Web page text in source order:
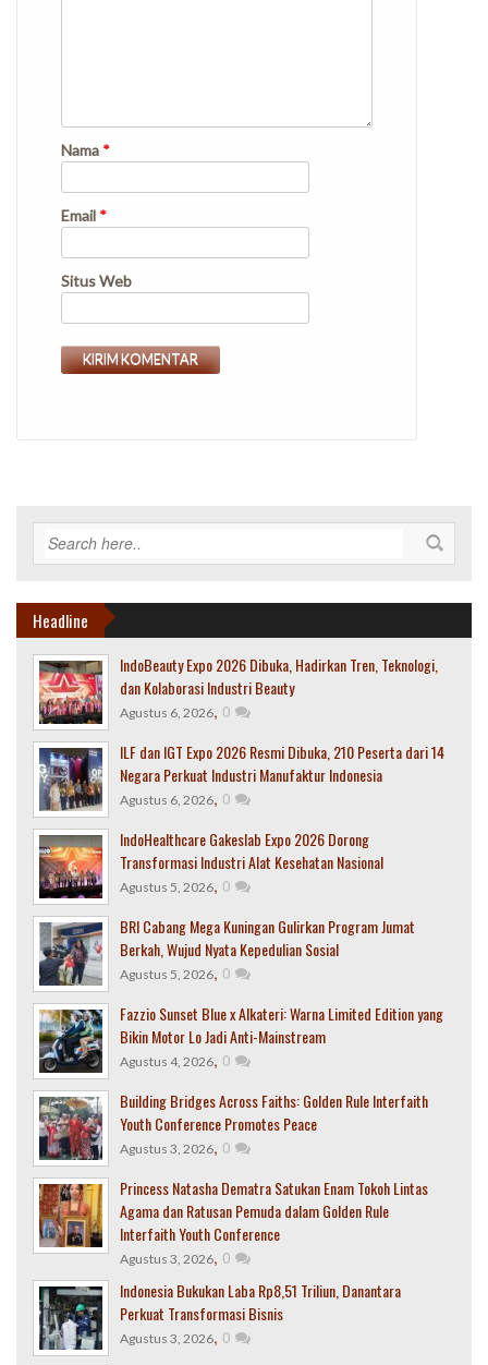
Nama *
Email *
Situs Web
Headline
IndoBeauty Expo 2026 Dibuka, Hadirkan Tren, Teknologi,
dan Kolaborasi Industri Beauty
Agustus 6, 2026, 0
ILF dan IGT Expo 2026 Resmi Dibuka, 210 Peserta dari 14
Negara Perkuat Industri Manufaktur Indonesia
Agustus 6, 2026, 0
IndoHealthcare Gakeslab Expo 2026 Dorong
Transformasi Industri Alat Kesehatan Nasional
Agustus 5, 2026, 0
BRI Cabang Mega Kuningan Gulirkan Program Jumat
Berkah, Wujud Nyata Kepedulian Sosial
Agustus 5, 2026, 0
Fazzio Sunset Blue x Alkateri: Warna Limited Edition yang
Bikin Motor Lo Jadi Anti-Mainstream
Agustus 4, 2026, 0
Building Bridges Across Faiths: Golden Rule Interfaith
Youth Conference Promotes Peace
Agustus 3, 2026, 0
Princess Natasha Dematra Satukan Enam Tokoh Lintas
Agama dan Ratusan Pemuda dalam Golden Rule
Interfaith Youth Conference
Agustus 3, 2026, 0
Indonesia Bukukan Laba Rp8,51 Triliun, Danantara
Perkuat Transformasi Bisnis
Agustus 3, 2026, 0